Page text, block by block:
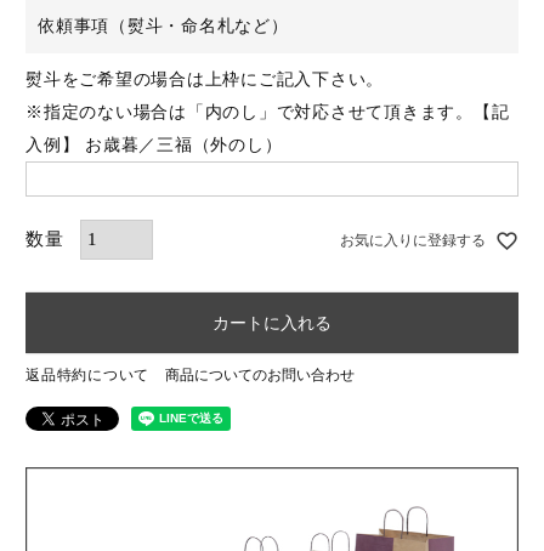
依頼事項（熨斗・命名札など）
熨斗をご希望の場合は上枠にご記入下さい。
※指定のない場合は「内のし」で対応させて頂きます。【記
入例】 お歳暮／三福（外のし）
お気に入りに登録する
カートに入れる
返品特約について 商品についてのお問い合わせ